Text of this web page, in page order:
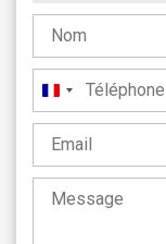
France
+33